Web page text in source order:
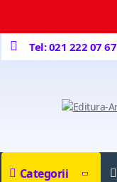
Tel: 021 222 07 67
Categorii